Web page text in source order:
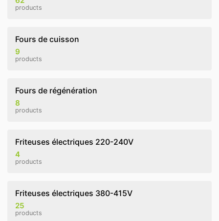
products
Fours de cuisson
9
products
Fours de régénération
8
products
Friteuses électriques 220-240V
4
products
Friteuses électriques 380-415V
25
products